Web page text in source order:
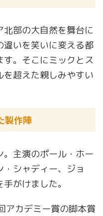
部の大自然を舞台に
違いを笑いに変える都
。そこにミックとス
超えた親しみやすい
製作陣
主演のポール・ホー
シャディー、ジョ
がけました。
アカデミー賞の脚本賞